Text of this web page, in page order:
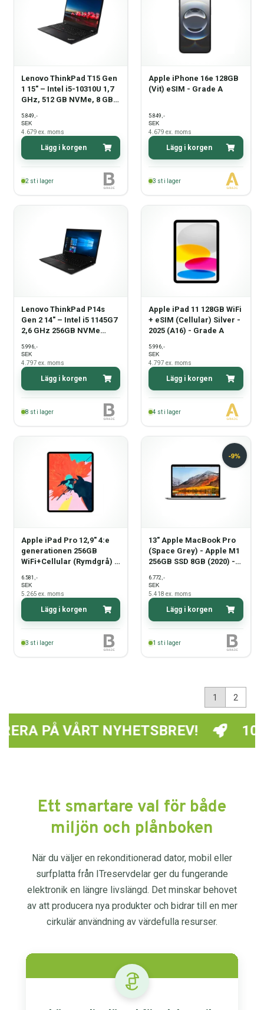
Lenovo ThinkPad T15 Gen
1 15" – Intel i5-10310U 1,7
GHz, 512 GB NVMe, 8 GB
Grade B
5.849,-
SEK
4.679 ex. moms
Lägg i korgen
2 st i lager
Apple iPhone 16e 128GB
(Vit) eSIM - Grade A
5.849,-
SEK
4.679 ex. moms
Lägg i korgen
3 st i lager
Lenovo ThinkPad P14s
Gen 2 14" – Intel i5 1145G7
2,6 GHz 256GB NVMe
Win11 Pro - Grade B
5.996,-
SEK
4.797 ex. moms
Lägg i korgen
8 st i lager
Apple iPad 11 128GB WiFi
+ eSIM (Cellular) Silver -
2025 (A16) - Grade A
5.996,-
SEK
4.797 ex. moms
Lägg i korgen
4 st i lager
Apple iPad Pro 12,9" 4:e
generationen 256GB
WiFi+Cellular (Rymdgrå) -
6.581,-
SEK
5.265 ex. moms
Lägg i korgen
3 st i lager
13" Apple MacBook Pro
(Space Grey) - Apple M1
256GB SSD 8GB (2020) -
6.772,-
SEK
5.418 ex. moms
Lägg i korgen
1 st i lager
1 2
NYHETSBREV! 10%
Ett smartare val för både
miljön och plånboken
När du väljer en rekonditionerad dator, mobil eller
surfplatta från ITreservdelar ger du fungerande
elektronik en längre livslängd. Det minskar behovet
av att producera nya produkter och bidrar till en mer
cirkulär användning av värdefulla resurser.